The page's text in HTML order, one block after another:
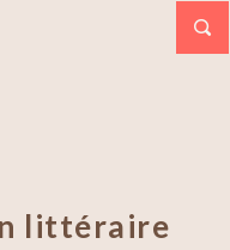
littéraire